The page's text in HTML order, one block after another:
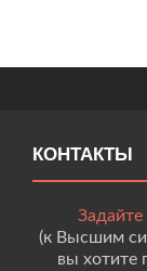
КОНТАКТЫ
Задайте
(к Высшим
вы хотите